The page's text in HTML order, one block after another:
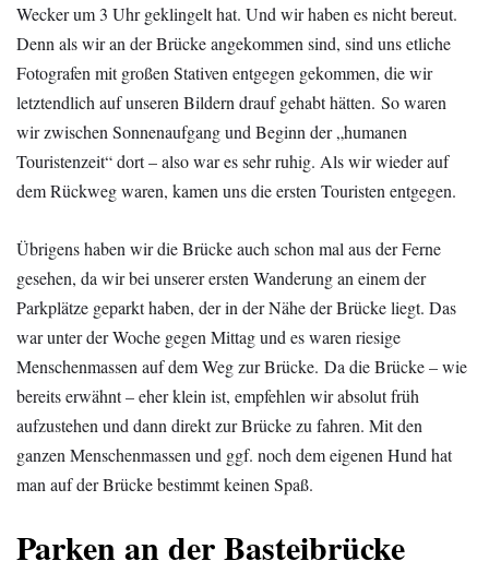
Wecker um 3 Uhr geklingelt hat. Und wir haben es nicht bereut.
Denn als wir an der Brücke angekommen sind, sind uns etliche
Fotografen mit großen Stativen entgegen gekommen, die wir
letztendlich auf unseren Bildern drauf gehabt hätten. So waren
wir zwischen Sonnenaufgang und Beginn der „humanen
Touristenzeit“ dort – also war es sehr ruhig. Als wir wieder auf
dem Rückweg waren, kamen uns die ersten Touristen entgegen.
Übrigens haben wir die Brücke auch schon mal aus der Ferne
gesehen, da wir bei unserer ersten Wanderung an einem der
Parkplätze geparkt haben, der in der Nähe der Brücke liegt. Das
war unter der Woche gegen Mittag und es waren riesige
Menschenmassen auf dem Weg zur Brücke. Da die Brücke – wie
bereits erwähnt – eher klein ist, empfehlen wir absolut früh
aufzustehen und dann direkt zur Brücke zu fahren. Mit den
ganzen Menschenmassen und ggf. noch dem eigenen Hund hat
man auf der Brücke bestimmt keinen Spaß.
Parken an der Basteibrücke